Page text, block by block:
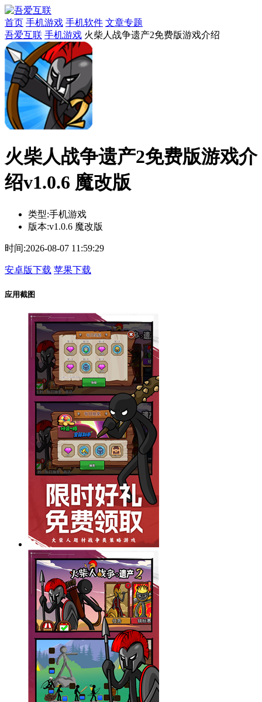
首页 手机游戏 手机软件 文章专题
吾爱互联 手机游戏 火柴人战争遗产2免费版游戏介绍
火柴人战争遗产2免费版游戏介
绍v1.0.6 魔改版
类型:手机游戏
版本:v1.0.6 魔改版
时间:2026-08-07 11:59:29
安卓版下载 苹果下载
应用截图